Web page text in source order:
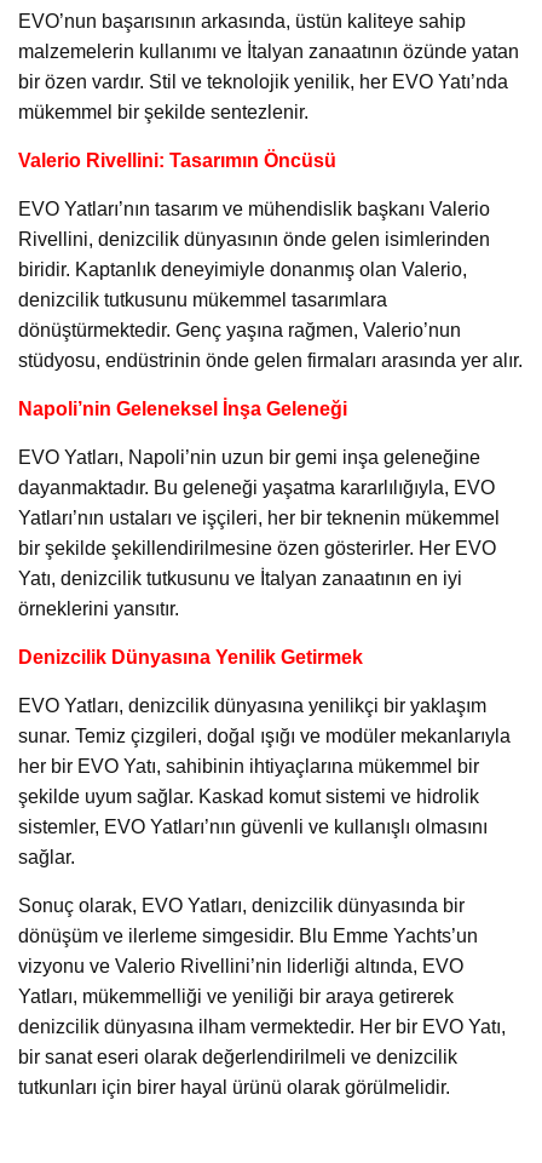
EVO’nun başarısının arkasında, üstün kaliteye sahip
malzemelerin kullanımı ve İtalyan zanaatının özünde yatan
bir özen vardır. Stil ve teknolojik yenilik, her EVO Yatı’nda
mükemmel bir şekilde sentezlenir.
Valerio Rivellini: Tasarımın Öncüsü
EVO Yatları’nın tasarım ve mühendislik başkanı Valerio
Rivellini, denizcilik dünyasının önde gelen isimlerinden
biridir. Kaptanlık deneyimiyle donanmış olan Valerio,
denizcilik tutkusunu mükemmel tasarımlara
dönüştürmektedir. Genç yaşına rağmen, Valerio’nun
stüdyosu, endüstrinin önde gelen firmaları arasında yer alır.
Napoli’nin Geleneksel İnşa Geleneği
EVO Yatları, Napoli’nin uzun bir gemi inşa geleneğine
dayanmaktadır. Bu geleneği yaşatma kararlılığıyla, EVO
Yatları’nın ustaları ve işçileri, her bir teknenin mükemmel
bir şekilde şekillendirilmesine özen gösterirler. Her EVO
Yatı, denizcilik tutkusunu ve İtalyan zanaatının en iyi
örneklerini yansıtır.
Denizcilik Dünyasına Yenilik Getirmek
EVO Yatları, denizcilik dünyasına yenilikçi bir yaklaşım
sunar. Temiz çizgileri, doğal ışığı ve modüler mekanlarıyla
her bir EVO Yatı, sahibinin ihtiyaçlarına mükemmel bir
şekilde uyum sağlar. Kaskad komut sistemi ve hidrolik
sistemler, EVO Yatları’nın güvenli ve kullanışlı olmasını
sağlar.
Sonuç olarak, EVO Yatları, denizcilik dünyasında bir
dönüşüm ve ilerleme simgesidir. Blu Emme Yachts’un
vizyonu ve Valerio Rivellini’nin liderliği altında, EVO
Yatları, mükemmelliği ve yeniliği bir araya getirerek
denizcilik dünyasına ilham vermektedir. Her bir EVO Yatı,
bir sanat eseri olarak değerlendirilmeli ve denizcilik
tutkunları için birer hayal ürünü olarak görülmelidir.